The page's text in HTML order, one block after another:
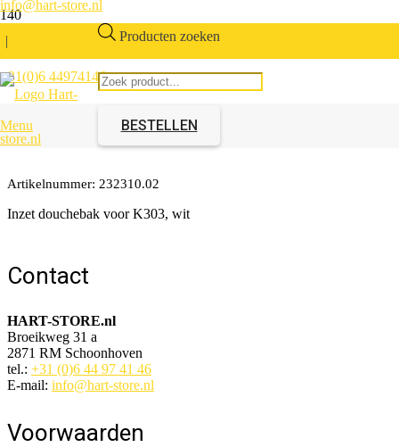
info@hart-store.nl
|
+31(0)6 44974146
Producten zoeken
BESTELLEN
Menu
Inzet douchebak voor K303,
wit
Artikelnummer: 232310.02
Inzet douchebak voor K303, wit
Contact
HART-STORE.nl
Broeikweg 31 a
2871 RM Schoonhoven
tel.: +31 (0)6 44 97 41 46
E-mail: info@hart-store.nl
Voorwaarden